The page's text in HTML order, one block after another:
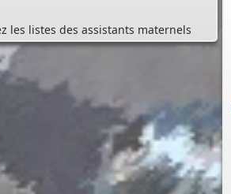
assistants-maternels-bas-rhin/.
à jour tous les vendredis.
des assistants maternels.
- - - - - - - - - - - - - - - - - -
Permanence mairie